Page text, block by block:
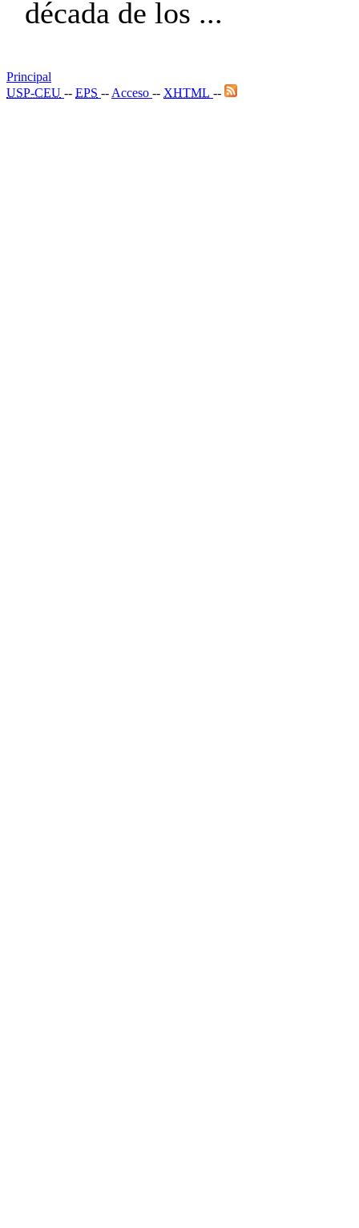
década de los ...
Principal
USP-CEU -- EPS -- Acceso -- XHTML --